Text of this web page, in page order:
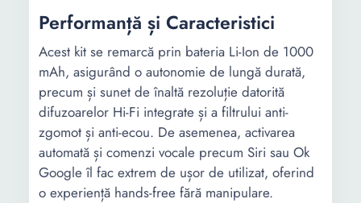
Performanță și Caracteristici
Acest kit se remarcă prin bateria Li-Ion de 1000
mAh, asigurând o autonomie de lungă durată,
precum și sunet de înaltă rezoluție datorită
difuzoarelor Hi-Fi integrate și a filtrului anti-
zgomot și anti-ecou. De asemenea, activarea
automată și comenzi vocale precum Siri sau Ok
Google îl fac extrem de ușor de utilizat, oferind
o experiență hands-free fără manipulare.